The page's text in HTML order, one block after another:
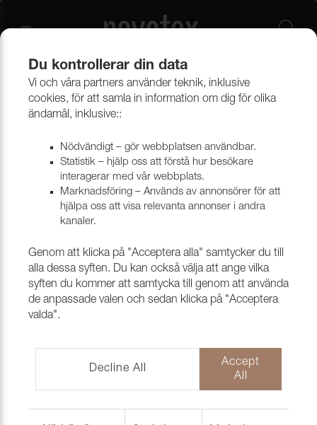
Beklädnadsmaterial Konstläder Konstläder & konstskinn
Du kontrollerar din data
Vi och våra partners använder teknik, inklusive
cookies, för att samla in information om dig för olika
ändamål, inklusive::
Nödvändigt – gör webbplatsen användbar.
Statistik – hjälp oss att förstå hur besökare
interagerar med vår webbplats.
Marknadsföring – Används av annonsörer för att
hjälpa oss att visa relevanta annonser i andra
kanaler.
Genom att klicka på "Acceptera alla" samtycker du till
alla dessa syften. Du kan också välja att ange vilka
syften du kommer att samtycka till genom att använda
de anpassade valen och sedan klicka på "Acceptera
valda".
Decline All
Accept
All